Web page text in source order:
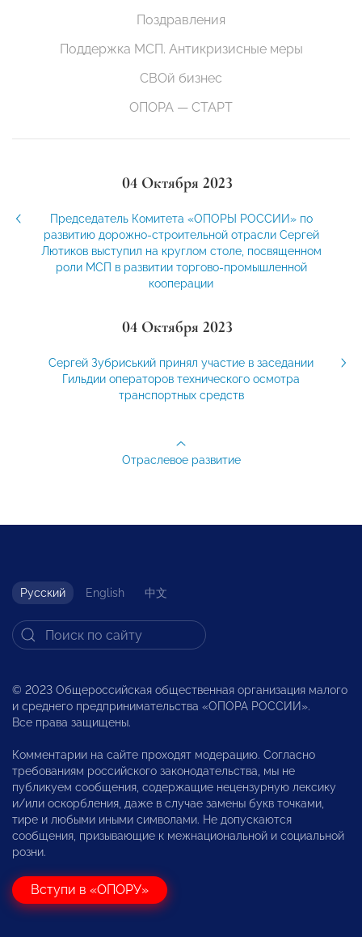
Поздравления
Поддержка МСП. Антикризисные меры
СВОй бизнес
ОПОРА — СТАРТ
04 Октября 2023
Председатель Комитета «ОПОРЫ РОССИИ» по
развитию дорожно-строительной отрасли Сергей
Лютиков выступил на круглом столе, посвященном
роли МСП в развитии торгово-промышленной
кооперации
04 Октября 2023
Сергей Зубриський принял участие в заседании
Гильдии операторов технического осмотра
транспортных средств
Отраслевое развитие
Русский English 中文
© 2023 Общероссийская общественная организация малого
и среднего предпринимательства «ОПОРА РОССИИ».
Все права защищены.
Комментарии на сайте проходят модерацию. Согласно
требованиям российского законодательства, мы не
публикуем сообщения, содержащие нецензурную лексику
и/или оскорбления, даже в случае замены букв точками,
тире и любыми иными символами. Не допускаются
сообщения, призывающие к межнациональной и социальной
розни.
Вступи в «ОПОРУ»